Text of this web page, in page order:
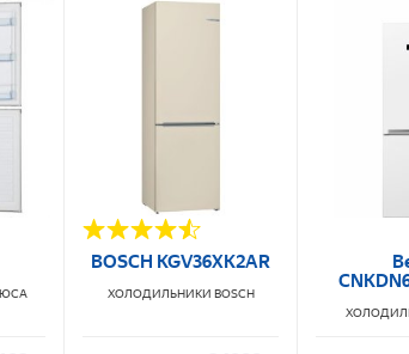
BOSCH KGV36XK2AR
ХОЛОДИЛЬНИКИ BOSCH